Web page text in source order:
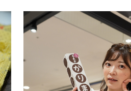
はじめての宇都宮
宇都宮市民ライター
記事